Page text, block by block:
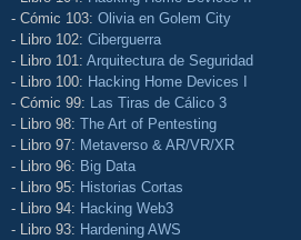
- Cómic 103: Olivia en Golem City
- Libro 102: Ciberguerra
- Libro 101: Arquitectura de Seguridad
- Libro 100: Hacking Home Devices I
- Cómic 99: Las Tiras de Cálico 3
- Libro 98: The Art of Pentesting
- Libro 97: Metaverso & AR/VR/XR
- Libro 96: Big Data
- Libro 95: Historias Cortas
- Libro 94: Hacking Web3
- Libro 93: Hardening AWS